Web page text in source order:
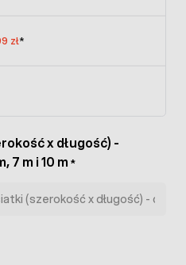
zł*
x długość) -
7 m i 10 m *